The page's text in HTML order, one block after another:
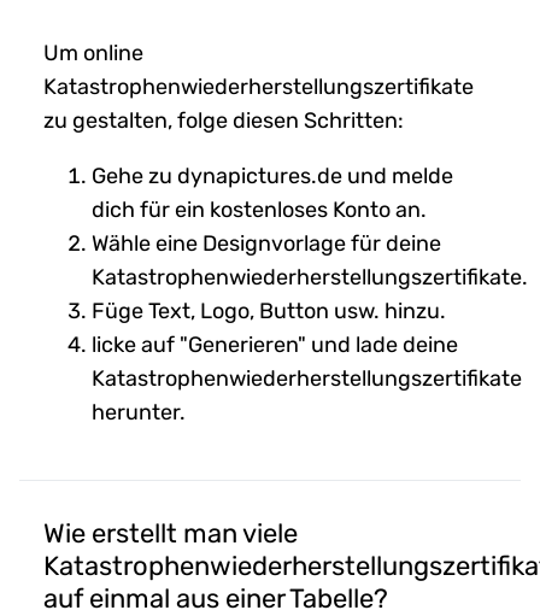
Um online
Katastrophenwiederherstellungszertifikate
zu gestalten, folge diesen Schritten:
Gehe zu dynapictures.de und melde
dich für ein kostenloses Konto an.
Wähle eine Designvorlage für deine
Katastrophenwiederherstellungszertifikate.
Füge Text, Logo, Button usw. hinzu.
licke auf "Generieren" und lade deine
Katastrophenwiederherstellungszertifikate
herunter.
Wie erstellt man viele
auf einmal aus einer Tabelle?